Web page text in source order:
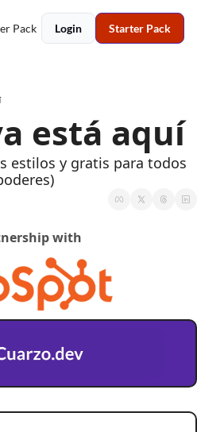
Pack Login Starter Pack
está aquí
estilos y gratis para todos
with